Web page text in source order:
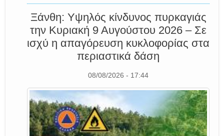
Ξάνθη: Υψηλός κίνδυνος πυρκαγιάς
την Κυριακή 9 Αυγούστου 2026 – Σε
ισχύ η απαγόρευση κυκλοφορίας στα
περιαστικά δάση
08/08/2026 - 17:44